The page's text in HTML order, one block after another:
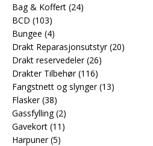
Bag & Koffert (24)
BCD (103)
Bungee (4)
Drakt Reparasjonsutstyr (20)
Drakt reservedeler (26)
Drakter Tilbehør (116)
Fangstnett og slynger (13)
Flasker (38)
Gassfylling (2)
Gavekort (11)
Harpuner (5)